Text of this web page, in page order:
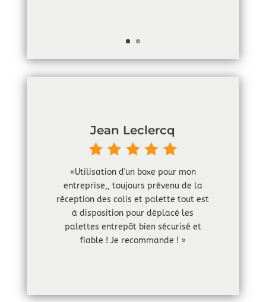
Jean Leclercq
«Utilisation d'un boxe pour mon
entreprise,, toujours prévenu de la
réception des colis et palette tout est
à disposition pour déplacé les
palettes entrepôt bien sécurisé et
fiable ! Je recommande ! »